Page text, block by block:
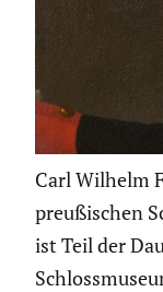
Carl Wilhelm
preußischen
ist Teil der